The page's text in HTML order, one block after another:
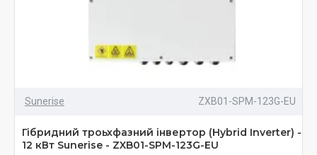
Sunerise ZXB01-SPM-123G-EU
Гібридний троьхфазний інвертор (Hybrid Inverter) -
12 кВт Sunerise - ZXB01-SPM-123G-EU